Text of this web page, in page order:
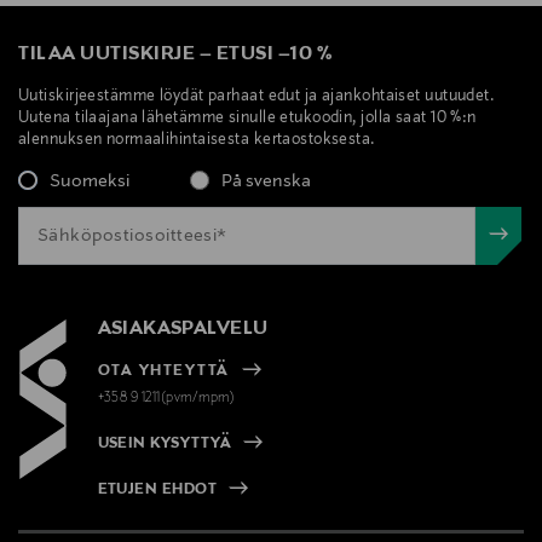
TILAA UUTISKIRJE – ETUSI –10 %
Uutiskirjeestämme löydät parhaat edut ja ajankohtaiset uutuudet.
Uutena tilaajana lähetämme sinulle etukoodin, jolla saat 10 %:n
alennuksen normaalihintaisesta kertaostoksesta.
Suomeksi På svenska
ASIAKASPALVELU
OTA YHTEYTTÄ
+358 9 1211(pvm/mpm)
USEIN KYSYTTYÄ
ETUJEN EHDOT